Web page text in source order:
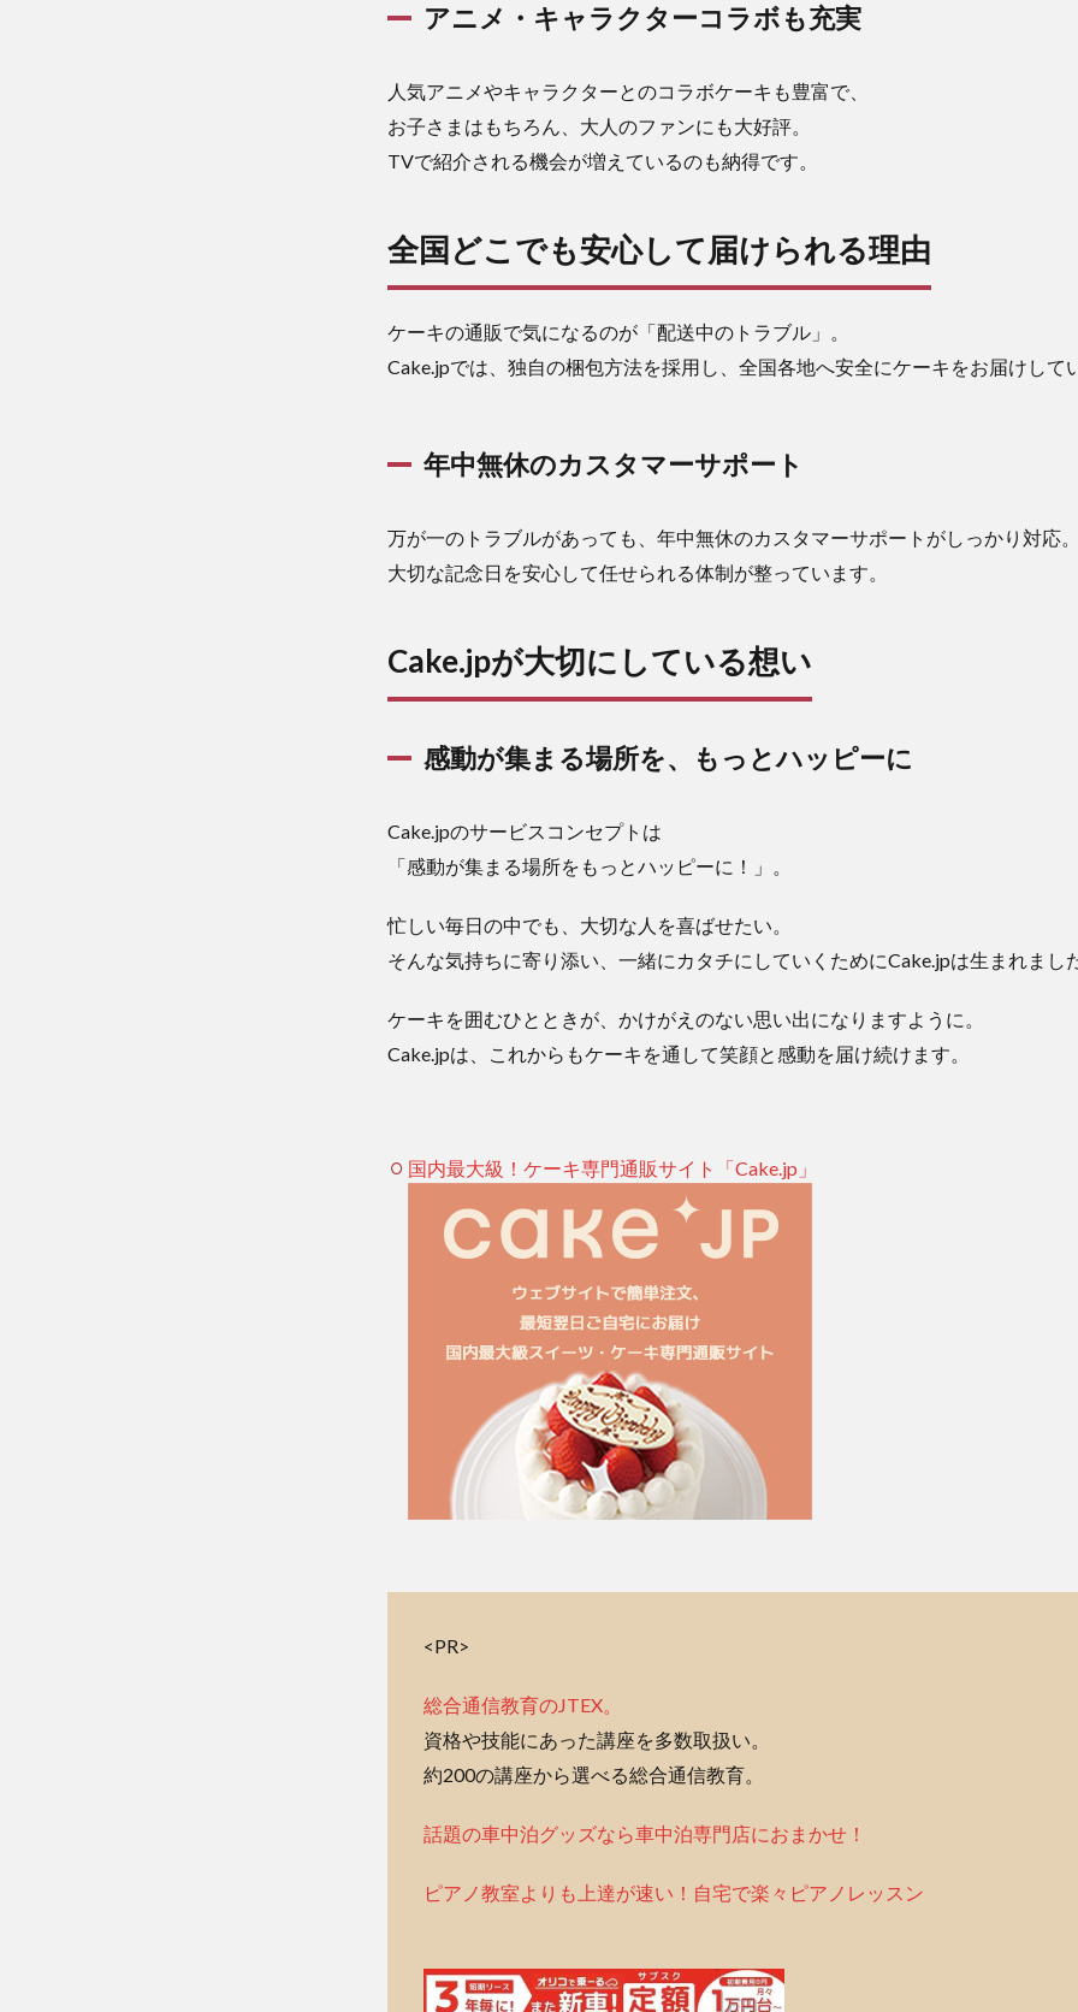
アニメ・キャラクターコラボも充実
人気アニメやキャラクターとのコラボケーキも豊富で、
お子さまはもちろん、大人のファンにも大好評。
TVで紹介される機会が増えているのも納得です。
全国どこでも安心して届けられる理由
ケーキの通販で気になるのが「配送中のトラブル」。
Cake.jpでは、独自の梱包方法を採用し、全国各地へ安全にケーキをお届けして
年中無休のカスタマーサポート
万が一のトラブルがあっても、年中無休のカスタマーサポートがしっかり対応
大切な記念日を安心して任せられる体制が整っています。
Cake.jpが大切にしている想い
感動が集まる場所を、もっとハッピーに
Cake.jpのサービスコンセプトは
「感動が集まる場所をもっとハッピーに！」。
忙しい毎日の中でも、大切な人を喜ばせたい。
そんな気持ちに寄り添い、一緒にカタチにしていくためにCake.jpは生まれまし
ケーキを囲むひとときが、かけがえのない思い出になりますように。
Cake.jpは、これからもケーキを通して笑顔と感動を届け続けます。
国内最大級！ケーキ専門通販サイト「Cake.jp」
<PR>
総合通信教育のJTEX。
資格や技能にあった講座を多数取扱い。
約200の講座から選べる総合通信教育。
話題の車中泊グッズなら車中泊専門店におまかせ！
ピアノ教室よりも上達が速い！自宅で楽々ピアノレッスン